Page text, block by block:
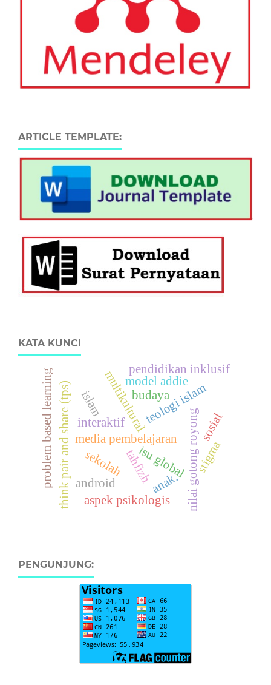
ARTICLE TEMPLATE:
KATA KUNCI
teologi islam
media pembelajaran
sekolah
multikultural
think pair and share (tps) model addie
android
interaktif nilai gotong royong
islam
problem based learning isu global
aspek psikologis
tahfizh stigma
budaya
sosial
pendidikan inklusif
anak.
PENGUNJUNG: